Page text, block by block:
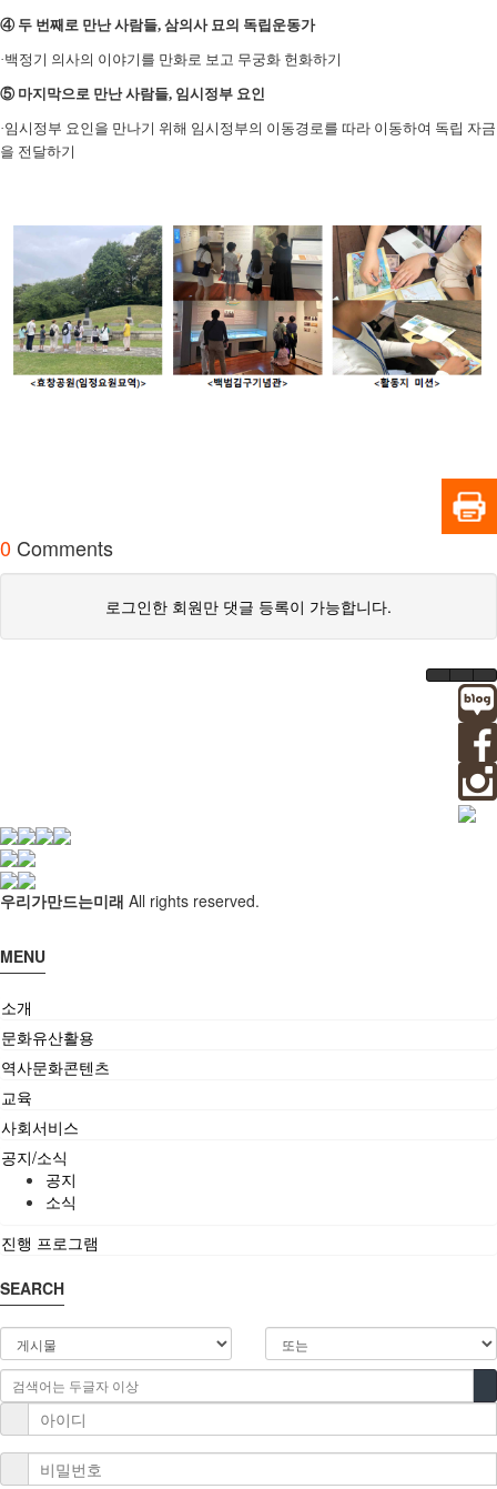
④ 두 번째로 만난 사람들, 삼의사 묘의 독립운동가
·백정기 의사의 이야기를 만화로 보고 무궁화 헌화하기
⑤ 마지막으로 만난 사람들, 임시정부 요인
·임시정부 요인을 만나기 위해 임시정부의 이동경로를 따라 이동하여 독립 자금
을 전달하기
0 Comments
로그인한 회원만 댓글 등록이 가능합니다.
우리가만드는미래 All rights reserved.
MENU
소개
문화유산활용
역사문화콘텐츠
교육
사회서비스
공지/소식
공지
소식
진행 프로그램
SEARCH